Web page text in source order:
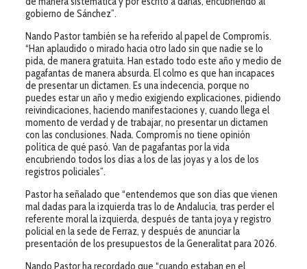
gobierno de Sánchez”.
Nando Pastor también se ha referido al papel de Compromís.
“Han aplaudido o mirado hacia otro lado sin que nadie se lo
pida, de manera gratuita. Han estado todo este año y medio de
pagafantas de manera absurda. El colmo es que han incapaces
de presentar un dictamen. Es una indecencia, porque no
puedes estar un año y medio exigiendo explicaciones, pidiendo
reivindicaciones, haciendo manifestaciones y, cuando llega el
momento de verdad y de trabajar, no presentar un dictamen
con las conclusiones. Nada. Compromís no tiene opinión
política de qué pasó. Van de pagafantas por la vida
encubriendo todos los días a los de las joyas y a los de los
registros policiales”.
Pastor ha señalado que “entendemos que son días que vienen
mal dadas para la izquierda tras lo de Andalucía, tras perder el
referente moral la izquierda, después de tanta joya y registro
policial en la sede de Ferraz, y después de anunciar la
presentación de los presupuestos de la Generalitat para 2026.
Nando Pastor ha recordado que “cuando estaban en el